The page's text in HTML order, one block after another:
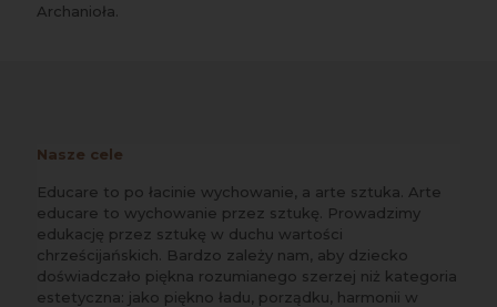
Archanioła.
Nasze cele
Educare to po łacinie wychowanie, a arte sztuka. Arte
educare to wychowanie przez sztukę. Prowadzimy
edukację przez sztukę w duchu wartości
chrześcijańskich. Bardzo zależy nam, aby dziecko
doświadczało piękna rozumianego szerzej niż kategoria
estetyczna: jako piękno ładu, porządku, harmonii w